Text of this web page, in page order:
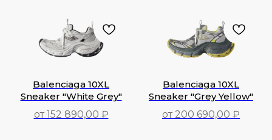
Balenciaga 10XL
Sneaker "White Grey"
от 152 890,00 ₽
Balenciaga 10XL
Sneaker "Grey Yellow"
от 200 690,00 ₽